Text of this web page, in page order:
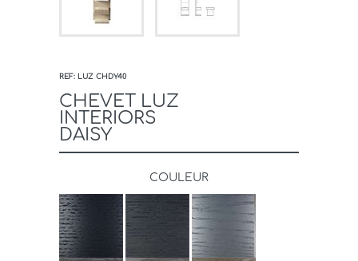
REF: LUZ CHDY40
CHEVET LUZ
INTERIORS
DAISY
COULEUR